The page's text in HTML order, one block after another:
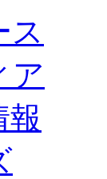
安田Ｊ3リーグ
ナー
ア（実店舗）
ア
いて
ス
ア
報